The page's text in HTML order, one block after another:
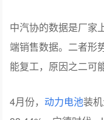
中汽协的数据是厂家
端销售数据。二者形
能复工，原因之二可
4月份，动力电池装